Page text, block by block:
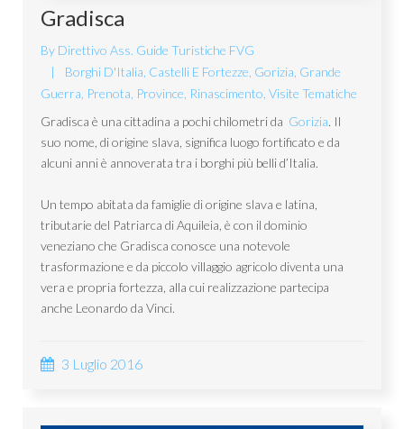
Gradisca
By Direttivo Ass. Guide Turistiche FVG
Borghi D'Italia Castelli E Fortezze Gorizia Grande
Guerra Prenota Province Rinascimento Visite Tematiche
Gradisca è una cittadina a pochi chilometri da Gorizia. Il
suo nome, di origine slava, significa luogo fortificato e da
alcuni anni è annoverata tra i borghi più belli d’Italia.
Un tempo abitata da famiglie di origine slava e latina,
tributarie del Patriarca di Aquileia, è con il dominio
veneziano che Gradisca conosce una notevole
trasformazione e da piccolo villaggio agricolo diventa una
vera e propria fortezza, alla cui realizzazione partecipa
anche Leonardo da Vinci.
3 Luglio 2016